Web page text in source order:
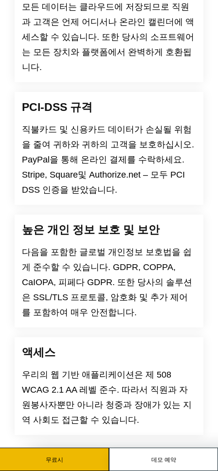
무료시 데모 예약
모든 데이터는 클라우드에 저장되므로 직원
과 고객은 언제 어디서나 온라인 캘린더에 액
세스할 수 있습니다. 또한 당사의 소프트웨어
는 모든 장치와 플랫폼에서 완벽하게 호환됩
니다.
PCI-DSS 규격
직불카드 및 신용카드 데이터가 손실될 위험
을 줄여 귀하와 귀하의 고객을 보호하십시오.
PayPal을 통해 온라인 결제를 수락하세요.
Stripe, Square및 Authorize.net – 모두 PCI
DSS 인증을 받았습니다.
높은 개인 정보 보호 및 보안
다음을 포함한 글로벌 개인정보 보호법을 쉽
게 준수할 수 있습니다. GDPR, COPPA,
CaIOPA, 피페다 GDPR. 또한 당사의 솔루션
은 SSL/TLS 프로토콜, 암호화 및 추가 제어
를 포함하여 매우 안전합니다.
액세스
우리의 웹 기반 애플리케이션은 제 508
WCAG 2.1 AA 레벨 준수. 따라서 직원과 자
원봉사자뿐만 아니라 청중과 장애가 있는 지
역 사회도 접근할 수 있습니다.